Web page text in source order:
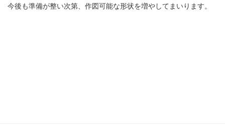
今後も準備が整い次第、作図可能な形状を増やしてまいります。